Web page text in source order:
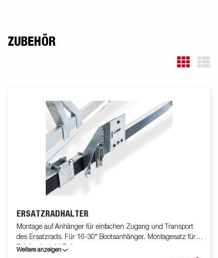
ZUBEHÖR
ERSATZRADHALTER
Montage auf Anhänger für einfachen Zugang und Transport
des Ersatzrads. Für 16-30" Bootsanhänger. Montagesatz für
Deichsel mit U-Bolzen.
Weitere anzeigen